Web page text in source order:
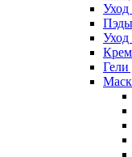
Уход
Пэды
Уход
Гели